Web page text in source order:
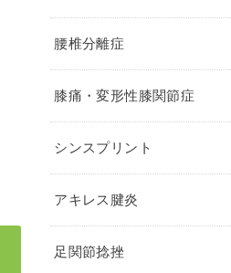
腰椎分離症
膝痛・変形性膝関節症
シンスプリント
アキレス腱炎
足関節捻挫